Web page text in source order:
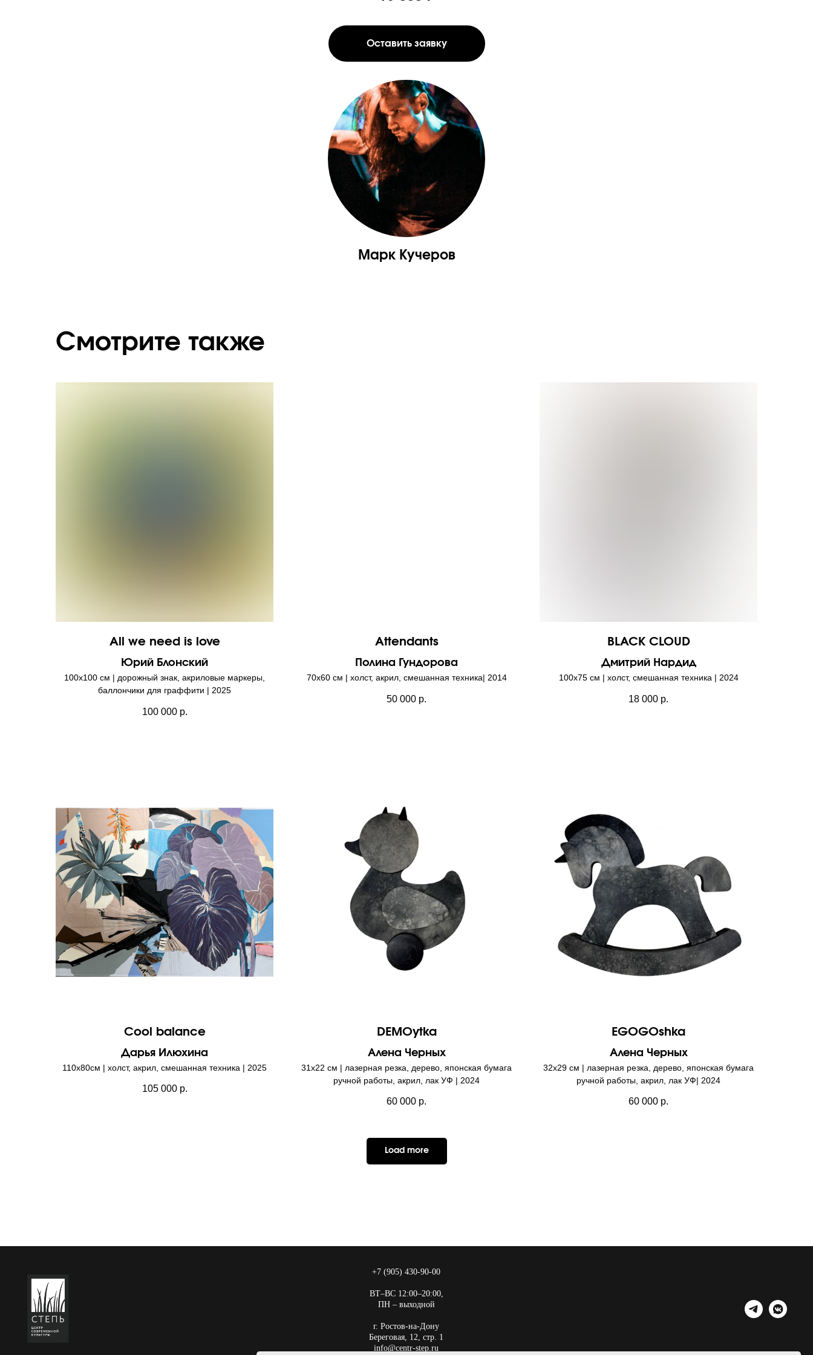
Оставить заявку
Марк Кучеров
Смотрите также
All we need is love
Юрий Блонский
100х100 см | дорожный знак, акриловые маркеры,
баллончики для граффити | 2025
100 000 р.
Attendants
Полина Гундорова
70х60 см | холст, акрил, смешанная техника| 2014
50 000 р.
BLACK CLOUD
Дмитрий Нардид
100х75 см | холст, смешанная техника | 2024
18 000 р.
Cool balance
Дарья Илюхина
110х80см | холст, акрил, смешанная техника | 2025
105 000 р.
DEMOytka
Алена Черных
31х22 см | лазерная резка, дерево, японская бумага
ручной работы, акрил, лак УФ | 2024
60 000 р.
EGOGOshka
Алена Черных
32х29 см | лазерная резка, дерево, японская бумага
ручной работы, акрил, лак УФ| 2024
60 000 р.
Load more
+7 (905) 430-90-00
ВТ–ВС 12:00–20:00,
ПН – выходной
г. Ростов-на-Дону
Береговая, 12, стр. 1
info@centr-step.ru